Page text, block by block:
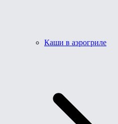
Каши в аэрогриле